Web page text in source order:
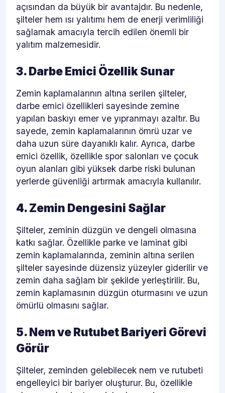
açısından da büyük bir avantajdır. Bu nedenle,
şilteler hem ısı yalıtımı hem de enerji verimliliği
sağlamak amacıyla tercih edilen önemli bir
yalıtım malzemesidir.
3. Darbe Emici Özellik Sunar
Zemin kaplamalarının altına serilen şilteler,
darbe emici özellikleri sayesinde zemine
yapılan baskıyı emer ve yıpranmayı azaltır. Bu
sayede, zemin kaplamalarının ömrü uzar ve
daha uzun süre dayanıklı kalır. Ayrıca, darbe
emici özellik, özellikle spor salonları ve çocuk
oyun alanları gibi yüksek darbe riski bulunan
yerlerde güvenliği artırmak amacıyla kullanılır.
4. Zemin Dengesini Sağlar
Şilteler, zeminin düzgün ve dengeli olmasına
katkı sağlar. Özellikle parke ve laminat gibi
zemin kaplamalarında, zeminin altına serilen
şilteler sayesinde düzensiz yüzeyler giderilir ve
zemin daha sağlam bir şekilde yerleştirilir. Bu,
zemin kaplamasının düzgün oturmasını ve uzun
ömürlü olmasını sağlar.
5. Nem ve Rutubet Bariyeri Görevi
Görür
Şilteler, zeminden gelebilecek nem ve rutubeti
engelleyici bir bariyer oluşturur. Bu, özellikle